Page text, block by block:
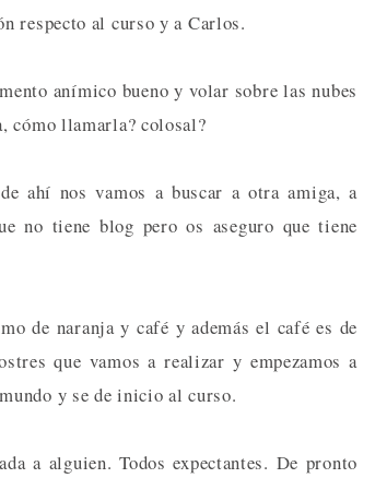
respecto al curso y a Carlos.
anímico bueno y volar sobre las nubes
cómo llamarla? colosal?
ahí nos vamos a buscar a otra amiga, a
no tiene blog pero os aseguro que tiene
de naranja y café y además el café es de
que vamos a realizar y empezamos a
y se de inicio al curso.
a alguien. Todos expectantes. De pronto